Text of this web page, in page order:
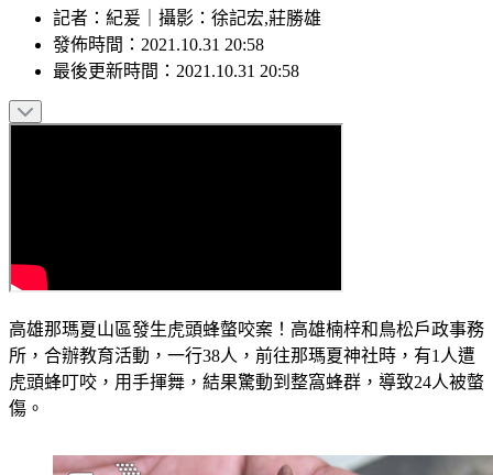
記者 ： 紀爰 攝影 ： 徐記宏,莊勝雄
發佈時間： 2021.10.31 20:58
最後更新時間： 2021.10.31 20:58
高雄那瑪夏山區發生虎頭蜂螫咬案！高雄楠梓和鳥松戶政事務
所，合辦教育活動，一行38人，前往那瑪夏神社時，有1人遭
虎頭蜂叮咬，用手揮舞，結果驚動到整窩蜂群，導致24人被螫
傷。